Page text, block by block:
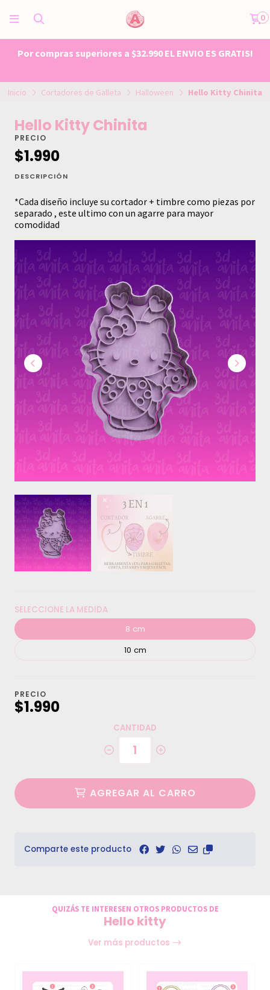
0
Por compras superiores a $32.990 EL ENVIO ES GRATIS!
Inicio Cortadores de Galleta Halloween Hello Kitty Chinita
Hello Kitty Chinita
PRECIO
$1.990
DESCRIPCIÓN
*Cada diseño incluye su cortador + timbre como piezas por
separado , este ultimo con un agarre para mayor
comodidad
SELECCIONE LA MEDIDA
8 cm
10 cm
PRECIO
$1.990
CANTIDAD
AGREGAR AL CARRO
Comparte este producto
QUIZÁS TE INTERESEN OTROS PRODUCTOS DE
Hello kitty
Ver más productos